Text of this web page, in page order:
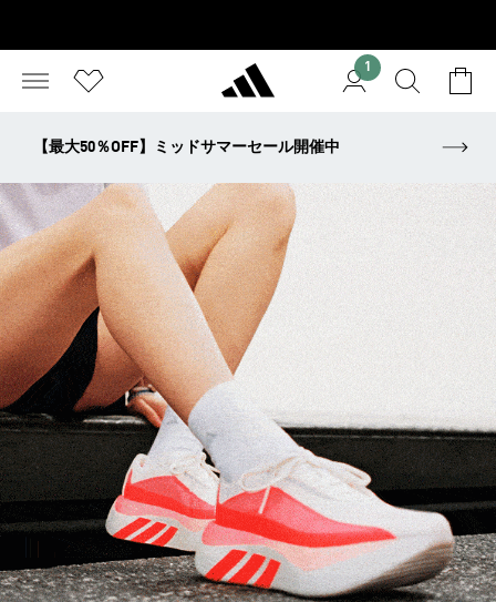
1
【最大50％OFF】ミッドサマーセール開催中